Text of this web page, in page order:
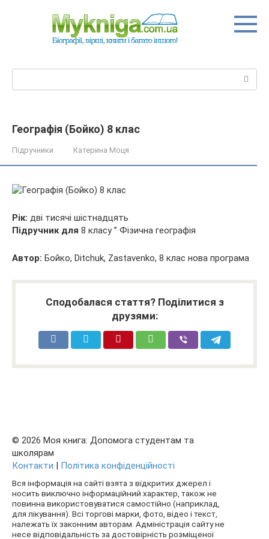
Географія (Бойко) 8 клас
Підручники Катерина Моця
Рік: дві тисячі шістнадцять
Підручник для 8 класу ” Фізична географія
Автор: Бойко, Ditchuk, Zastavenko, 8 клас нова програма
Сподобалася стаття? Поділитися з
друзями:
© 2026 Моя книга: Допомога студентам та
школярам
Контакти | Політика конфіденційності
Вся інформація на сайті взята з відкритих джерел і
носить виключно інформаційний характер, також не
повинна використовуватися самостійно (наприклад,
для лікування). Всі торгові марки, фото, відео і текст,
належать їх законним авторам. Адміністрація сайту не
несе відповідальність за достовірність розміщеної